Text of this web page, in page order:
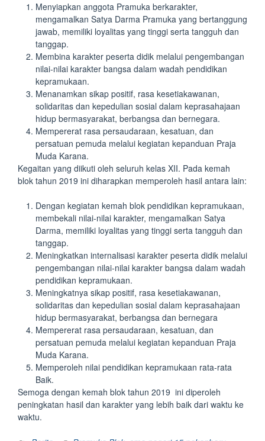
Menyiapkan anggota Pramuka berkarakter,
mengamalkan Satya Darma Pramuka yang bertanggung
jawab, memiliki loyalitas yang tinggi serta tangguh dan
tanggap.
Membina karakter peserta didik melalui pengembangan
nilai-nilai karakter bangsa dalam wadah pendidikan
kepramukaan.
Menanamkan sikap positif, rasa kesetiakawanan,
solidaritas dan kepedulian sosial dalam keprasahajaan
hidup bermasyarakat, berbangsa dan bernegara.
Mempererat rasa persaudaraan, kesatuan, dan
persatuan pemuda melalui kegiatan kepanduan Praja
Muda Karana.
Kegaitan yang diikuti oleh seluruh kelas XII. Pada kemah
blok tahun 2019 ini diharapkan memperoleh hasil antara lain:
Dengan kegiatan kemah blok pendidikan kepramukaan,
membekali nilai-nilai karakter, mengamalkan Satya
Darma, memiliki loyalitas yang tinggi serta tangguh dan
tanggap.
Meningkatkan internalisasi karakter peserta didik melalui
pengembangan nilai-nilai karakter bangsa dalam wadah
pendidikan kepramukaan.
Meningkatnya sikap positif, rasa kesetiakawanan,
solidaritas dan kepedulian sosial dalam keprasahajaan
hidup bermasyarakat, berbangsa dan bernegara
Mempererat rasa persaudaraan, kesatuan, dan
persatuan pemuda melalui kegiatan kepanduan Praja
Muda Karana.
Memperoleh nilai pendidikan kepramukaan rata-rata
Baik.
Semoga dengan kemah blok tahun 2019 ini diperoleh
peningkatan hasil dan karakter yang lebih baik dari waktu ke
waktu.